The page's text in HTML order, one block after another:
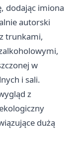
dodając imiona
autorski
trunkami,
w
i sali.
z
dużą